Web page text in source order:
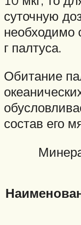
суточную
необходимо
г палтуса.
Обитание
состав его